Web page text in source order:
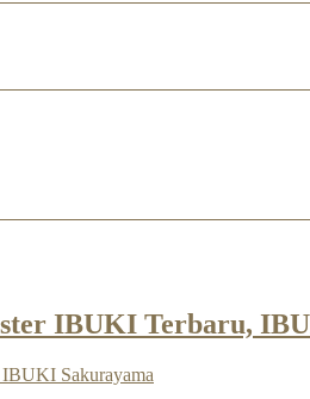
IBUKI Terbaru,